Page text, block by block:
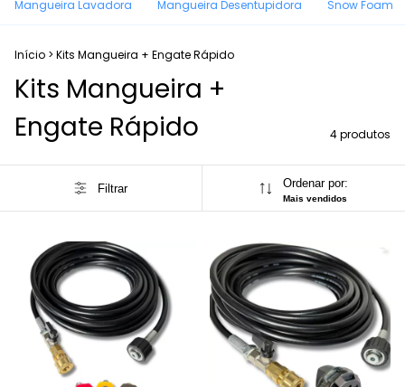
Mangueira Lavadora Mangueira Desentupidora Snow Foam
Início > Kits Mangueira + Engate Rápido
Kits Mangueira +
Engate Rápido
4 produtos
Filtrar Ordenar por:
Mais vendidos